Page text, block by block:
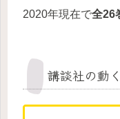
2020年現在で全26
講談社の動